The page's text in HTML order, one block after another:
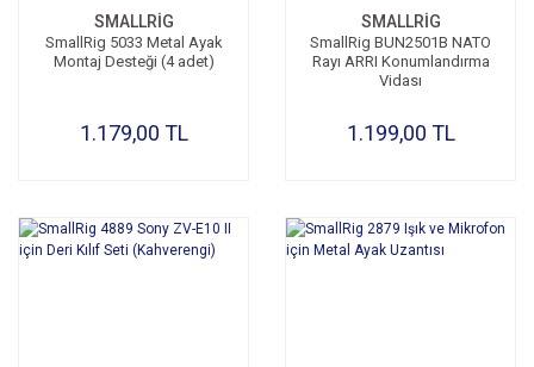
SMALLRİG
SmallRig 5033 Metal Ayak
Montaj Desteği (4 adet)
1.179,00 TL
SMALLRİG
SmallRig BUN2501B NATO
Rayı ARRI Konumlandırma
Vidası
1.199,00 TL